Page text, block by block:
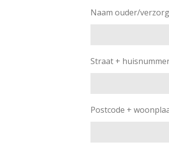
Naam ouder/
Straat +
Postcode +